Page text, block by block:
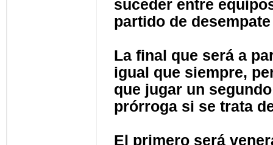
suceder entre
partido de
La final que será a
igual que siempre,
que jugar un
prórroga si se trata
El primero será